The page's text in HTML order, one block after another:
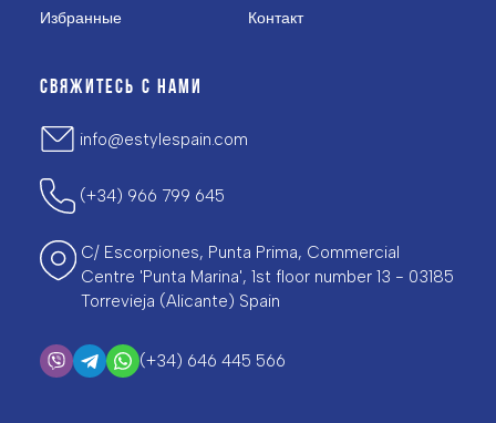
Избранные
Контакт
СВЯЖИТЕСЬ С НАМИ
info@estylespain.com
(+34) 966 799 645
C/ Escorpiones, Punta Prima, Commercial
Centre 'Punta Marina', 1st floor number 13 - 03185
Torrevieja (Alicante) Spain
(+34) 646 445 566